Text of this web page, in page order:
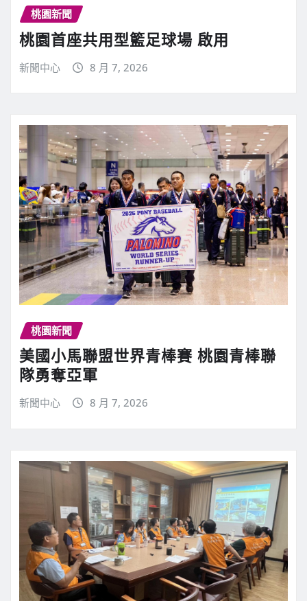
桃園新聞
桃園首座共用型籃足球場 啟用
新聞中心 8 月 7, 2026
桃園新聞
美國小馬聯盟世界青棒賽 桃園青棒聯
隊勇奪亞軍
新聞中心 8 月 7, 2026